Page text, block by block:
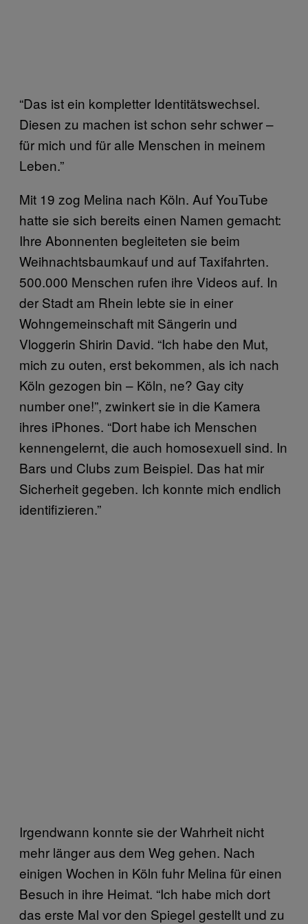
“Das ist ein kompletter Identitätswechsel.
Diesen zu machen ist schon sehr schwer –
für mich und für alle Menschen in meinem
Leben.”
Mit 19 zog Melina nach Köln. Auf YouTube
hatte sie sich bereits einen Namen gemacht:
Ihre Abonnenten begleiteten sie beim
Weihnachtsbaumkauf und auf Taxifahrten.
500.000 Menschen rufen ihre Videos auf. In
der Stadt am Rhein lebte sie in einer
Wohngemeinschaft mit Sängerin und
Vloggerin Shirin David. “Ich habe den Mut,
mich zu outen, erst bekommen, als ich nach
Köln gezogen bin – Köln, ne? Gay city
number one!”, zwinkert sie in die Kamera
ihres iPhones. “Dort habe ich Menschen
kennengelernt, die auch homosexuell sind. In
Bars und Clubs zum Beispiel. Das hat mir
Sicherheit gegeben. Ich konnte mich endlich
identifizieren.”
Irgendwann konnte sie der Wahrheit nicht
mehr länger aus dem Weg gehen. Nach
einigen Wochen in Köln fuhr Melina für einen
Besuch in ihre Heimat. “Ich habe mich dort
das erste Mal vor den Spiegel gestellt und zu